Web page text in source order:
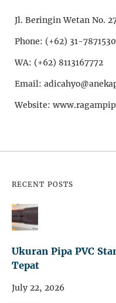
Jl. Beringin Wetan No.
Phone: (+62) 31-7871530
WA: (+62) 8113167772
Email:
Website:
RECENT POSTS
Ukuran Pipa PVC
Tepat
July 22, 2026